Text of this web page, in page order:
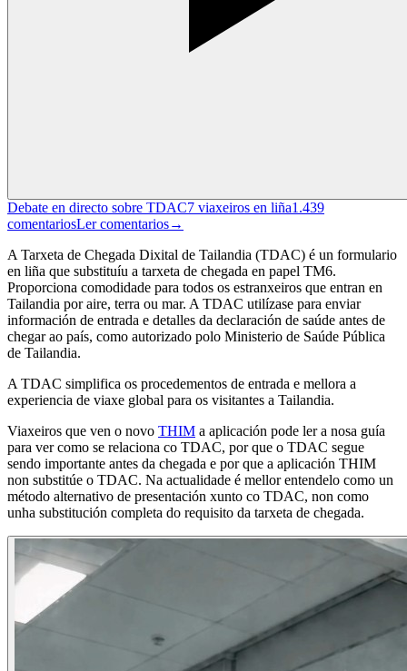
Debate en directo sobre TDAC7 viaxeiros en liña1.439
comentariosLer comentarios→
A Tarxeta de Chegada Dixital de Tailandia (TDAC) é un formulario
en liña que substituíu a tarxeta de chegada en papel TM6.
Proporciona comodidade para todos os estranxeiros que entran en
Tailandia por aire, terra ou mar. A TDAC utilízase para enviar
información de entrada e detalles da declaración de saúde antes de
chegar ao país, como autorizado polo Ministerio de Saúde Pública
de Tailandia.
A TDAC simplifica os procedementos de entrada e mellora a
experiencia de viaxe global para os visitantes a Tailandia.
Viaxeiros que ven o novo THIM a aplicación pode ler a nosa guía
para ver como se relaciona co TDAC, por que o TDAC segue
sendo importante antes da chegada e por que a aplicación THIM
non substitúe o TDAC. Na actualidade é mellor entendelo como un
método alternativo de presentación xunto co TDAC, non como
unha substitución completa do requisito da tarxeta de chegada.